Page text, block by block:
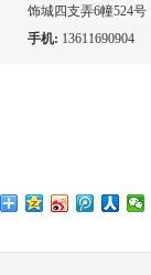
饰城四支弄6幢524号
手机: 13611690904